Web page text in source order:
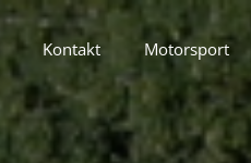
Kontakt Motorsport